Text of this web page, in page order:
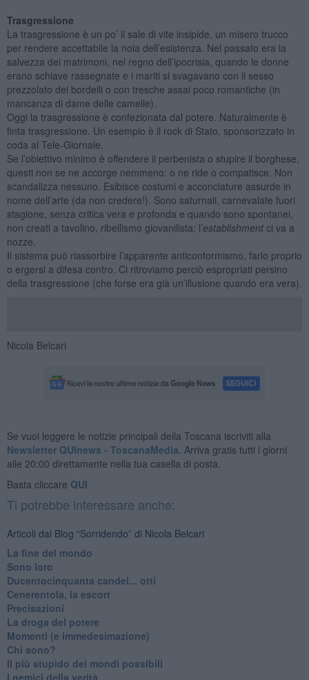
Trasgressione
La trasgressione è un po’ il sale di vite insipide, un misero trucco
per rendere accettabile la noia dell’esistenza. Nel passato era la
salvezza dei matrimoni, nel regno dell’ipocrisia, quando le donne
erano schiave rassegnate e i mariti si svagavano con il sesso
prezzolato dei bordelli o con tresche assai poco romantiche (in
mancanza di dame delle camelie).
Oggi la trasgressione è confezionata dal potere. Naturalmente è
finta trasgressione. Un esempio è il rock di Stato, sponsorizzato in
coda al Tele-Giornale.
Se l’obiettivo minimo è offendere il perbenista o stupire il borghese,
questi non se ne accorge nemmeno: o ne ride o compatisce. Non
scandalizza nessuno. Esibisce costumi e acconciature assurde in
nome dell’arte (da non credere!). Sono saturnali, carnevalate fuori
stagione, senza critica vera e profonda e quando sono spontanei,
non creati a tavolino, ribellismo giovanilista: l’establishmentci va a
nozze.
Il sistema può riassorbire l’apparente anticonformismo, farlo proprio
o ergersi a difesa contro. Ci ritroviamo perciò espropriati persino
della trasgressione (che forse era già un’illusione quando era vera).
Nicola Belcari
Se vuoi leggere le notizie principali della Toscana iscriviti alla
Newsletter QUInews - ToscanaMedia. Arriva gratis tutti i giorni
alle 20:00 direttamente nella tua casella di posta.
Basta cliccare QUI
Ti potrebbe interessare anche:
Articoli dal Blog “Sorridendo” di Nicola Belcari
La fine del mondo
Sono loro
Ducentocinquanta candel... otti
Cenerentola, la escort
Precisazioni
La droga del potere
Momenti (e immedesimazione)
Chi sono?
Il più stupido dei mondi possibili
I nemici della verità